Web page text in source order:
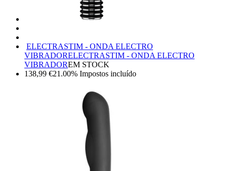
ELECTRASTIM - ONDA ELECTRO
VIBRADORELECTRASTIM - ONDA ELECTRO
VIBRADOREM STOCK
138,99 €21.00% Impostos incluído